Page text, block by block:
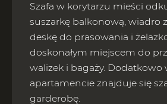
Szafa w korytarzu mieści
suszarkę balkonową, wiadro
deskę do prasowania i
doskonałym miejscem do
walizek i bagaży. Dodatkowo
apartamencie znajduje się
garderobę.